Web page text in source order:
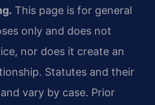
This page is for general
only and does not
nor does it create an
Statutes and their
vary by case. Prior